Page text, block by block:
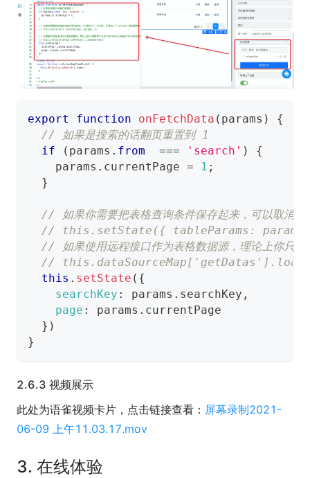
export function onFetchData ( params )
{
// 如果是搜索的话翻页重置到 1
if
( params . from === 'search' )
{
    params
. currentPage = 1 ;
}
// 如果你需要把表格查询条件保存起来，可以取消
// this.setState({ tableParams:
// 如果使用远程接口作为表格数据源，理论上你只
//
this . setState ( {
searchKey : params . searchKey ,
page : params . currentPage
} )
}
2.6.3 视频展示
此处为语雀视频卡片，点击链接查看： 屏幕录制2021-
06-09 上午11.03.17.mov
3. 在线体验